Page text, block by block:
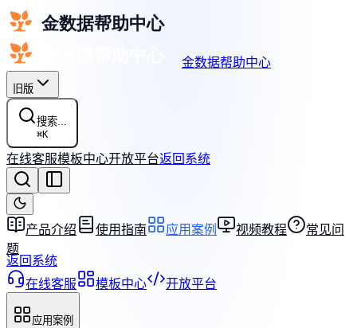
金数据帮助中心
旧版
搜索...
⌘K
在线客服模板中心开放平台返回系统
产品介绍 使用指南 应用案例 视频教程
常见问
题
返回系统
在线客服
模板中心 开放平台
应用案例